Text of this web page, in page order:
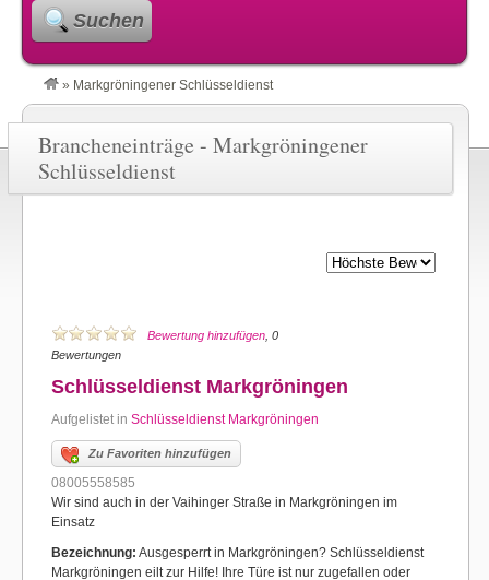
Suchen
» Markgröningener Schlüsseldienst
Brancheneinträge - Markgröningener
Schlüsseldienst
Bewertung hinzufügen , 0
Bewertungen
Schlüsseldienst Markgröningen
Aufgelistet in Schlüsseldienst Markgröningen
Zu Favoriten hinzufügen
08005558585
Wir sind auch in der Vaihinger Straße in Markgröningen im
Einsatz
Bezeichnung: Ausgesperrt in Markgröningen? Schlüsseldienst
Markgröningen eilt zur Hilfe! Ihre Türe ist nur zugefallen oder